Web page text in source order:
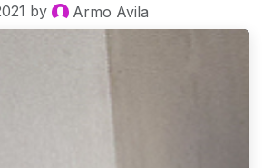
by Armo Avila